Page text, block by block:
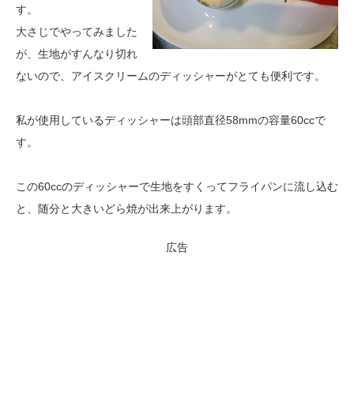
す。
大さじでやってみました
が、生地がすんなり切れ
ないので、アイスクリームのディッシャーがとても便利です。
私が使用しているディッシャーは頭部直径58mmの容量60ccで
す。
この60ccのディッシャーで生地をすくってフライパンに流し込む
と、随分と大きいどら焼が出来上がります。
広告